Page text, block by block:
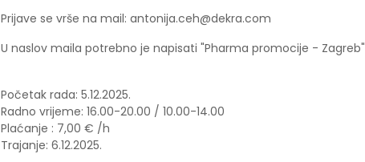
Prijave se vrše na mail: antonija.ceh@dekra.com
U naslov maila potrebno je napisati "Pharma promocije - Zagreb"
Početak rada: 5.12.2025.
Radno vrijeme: 16.00-20.00 / 10.00-14.00
Plaćanje : 7,00 € /h
Trajanje: 6.12.2025.